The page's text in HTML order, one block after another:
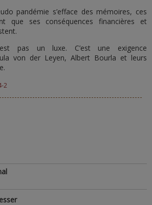
pandémie s’efface des mémoires, ces
que ses conséquences financières et
pas un luxe. C’est une exigence
von der Leyen, Albert Bourla et leurs
2